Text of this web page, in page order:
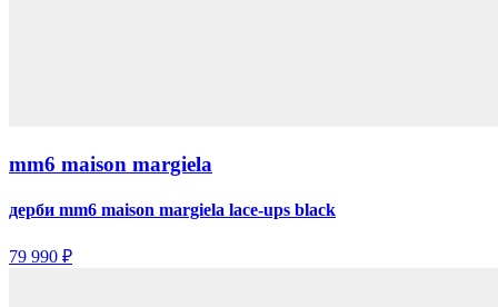
mm6 maison margiela
дерби mm6 maison margiela lace-ups black
79 990 ₽